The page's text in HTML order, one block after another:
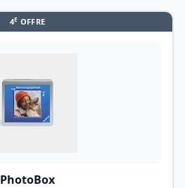
4E OFFRE
PhotoBox